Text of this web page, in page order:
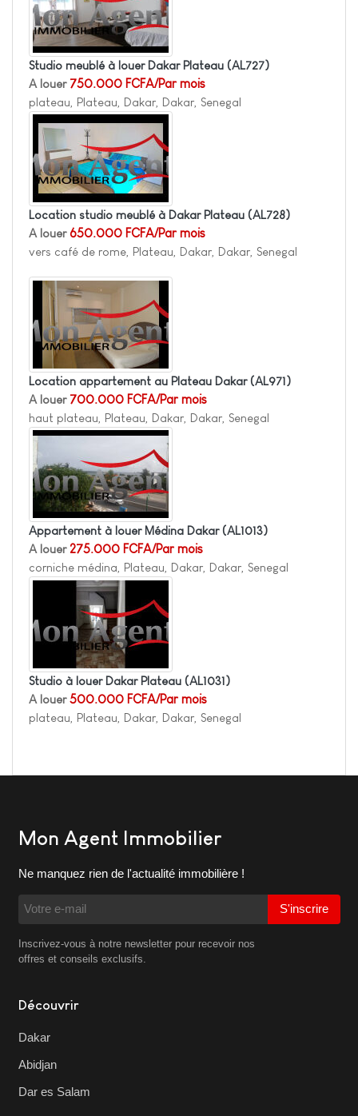
Studio meublé à louer Dakar Plateau (AL727)
A louer 750.000 FCFA/Par mois
plateau, Plateau, Dakar, Dakar, Senegal
Location studio meublé à Dakar Plateau (AL728)
A louer650.000 FCFA/Par mois
vers café de rome, Plateau, Dakar, Dakar, Senegal
Location appartement au Plateau Dakar (AL971)
A louer 700.000 FCFA/Par mois
haut plateau, Plateau, Dakar, Dakar, Senegal
Appartement à louer Médina Dakar (AL1013)
A louer 275.000 FCFA/Par mois
corniche médina, Plateau, Dakar, Dakar, Senegal
Studio à louer Dakar Plateau (AL1031)
A louer500.000 FCFA/Par mois
plateau, Plateau, Dakar, Dakar, Senegal
Mon Agent Immobilier
Ne manquez rien de l'actualité immobilière !
S'inscrire
Inscrivez-vous à notre newsletter pour recevoir nos
offres et conseils exclusifs.
Découvrir
Dakar
Abidjan
Dar es Salam